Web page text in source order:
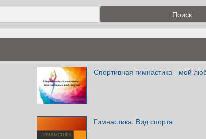
Спортивная гимнастика - мой
Гимнастика. Вид спорта